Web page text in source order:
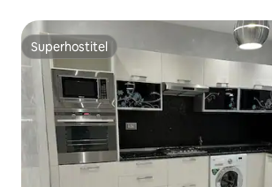
Superhostiteľ
Superhostiteľ